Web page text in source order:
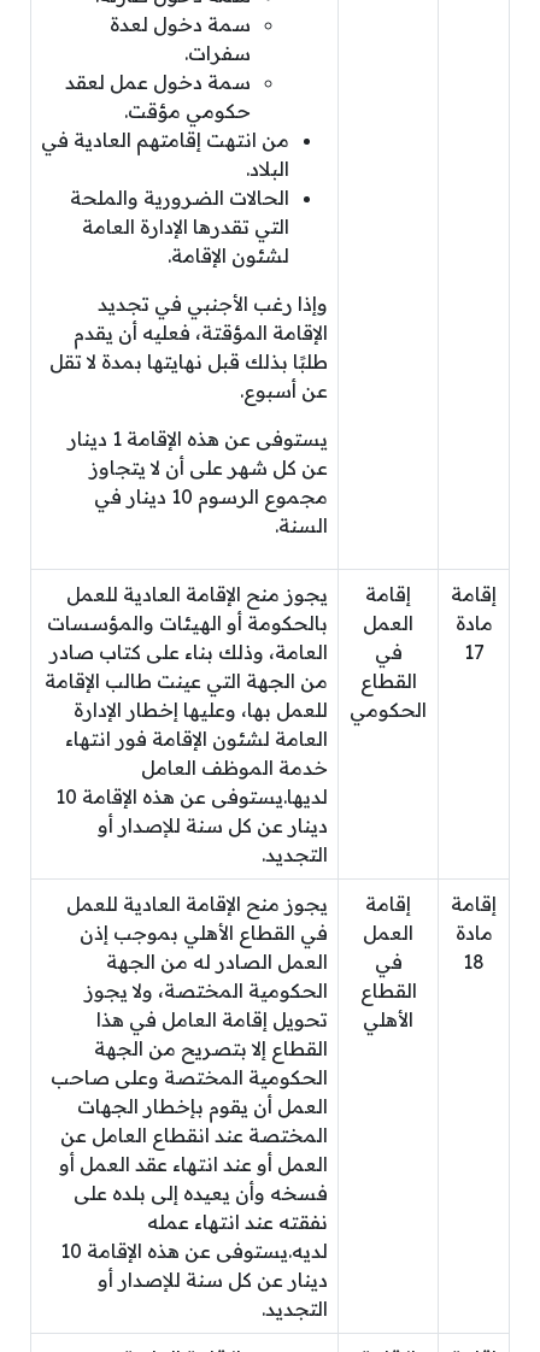
سمة دخول لعدة
سفرات.
سمة دخول عمل لعقد
حكومي مؤقت.
من انتهت إقامتهم العادية في
البلاد.
الحالات الضرورية والملحة
التي تقدرها الإدارة العامة
لشئون الإقامة.
وإذا رغب الأجنبي في تجديد
الإقامة المؤقتة، فعليه أن يقدم
طلبًا بذلك قبل نهايتها بمدة لا تقل
عن أسبوع.
يستوفى عن هذه الإقامة 1 دينار
عن كل شهر على أن لا يتجاوز
مجموع الرسوم 10 دينار في
السنة.
إقامة
مادة
17
إقامة
العمل
في
القطاع
الحكومي
يجوز منح الإقامة العادية للعمل
بالحكومة أو الهيئات والمؤسسات
العامة، وذلك بناء على كتاب صادر
من الجهة التي عينت طالب الإقامة
للعمل بها، وعليها إخطار الإدارة
العامة لشئون الإقامة فور انتهاء
خدمة الموظف العامل
لديها.يستوفى عن هذه الإقامة 10
دينار عن كل سنة للإصدار أو
التجديد.
إقامة
مادة
18
إقامة
العمل
في
القطاع
الأهلي
يجوز منح الإقامة العادية للعمل
في القطاع الأهلي بموجب إذن
العمل الصادر له من الجهة
الحكومية المختصة، ولا يجوز
تحويل إقامة العامل في هذا
القطاع إلا بتصريح من الجهة
الحكومية المختصة وعلى صاحب
العمل أن يقوم بإخطار الجهات
المختصة عند انقطاع العامل عن
العمل أو عند انتهاء عقد العمل أو
فسخه وأن يعيده إلى بلده على
نفقته عند انتهاء عمله
لديه.يستوفى عن هذه الإقامة 10
دينار عن كل سنة للإصدار أو
التجديد.